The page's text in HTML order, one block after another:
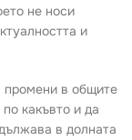
не носи
и
промени в общите
какъвто и да
в долната